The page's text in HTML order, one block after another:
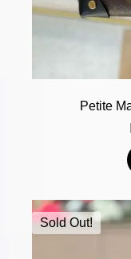
Petite
Sold Out!